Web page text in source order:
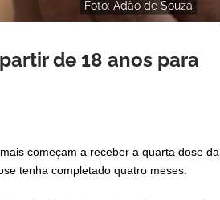
Foto: Adão de Souza
de 18 anos para
começam a receber a quarta dose da
tenha completado quatro meses.